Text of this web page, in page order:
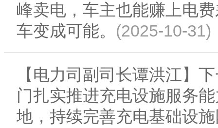
峰卖电，车主也能赚上电
车变成可能。 (2025-10-31)
【电力司副司长谭洪江】
门扎实推进充电设施服务
地，持续完善充电基础设